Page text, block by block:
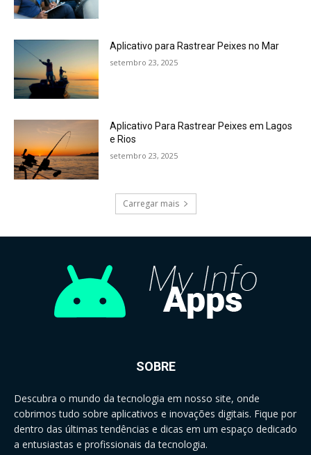
Aplicativo para Rastrear Peixes no Mar
setembro 23, 2025
Aplicativo Para Rastrear Peixes em Lagos
e Rios
setembro 23, 2025
Carregar mais
SOBRE
Descubra o mundo da tecnologia em nosso site, onde
cobrimos tudo sobre aplicativos e inovações digitais. Fique por
dentro das últimas tendências e dicas em um espaço dedicado
a entusiastas e profissionais da tecnologia.